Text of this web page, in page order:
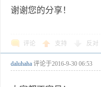
谢谢您的分享！
评论 支持 反对
daluhaha 评论于2016-9-30 06:53